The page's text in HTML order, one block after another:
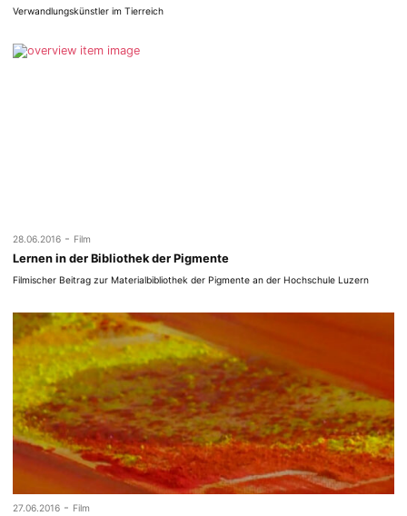
Verwandlungskünstler im Tierreich
28.06.2016 - Film
Lernen in der Bibliothek der Pigmente
Filmischer Beitrag zur Materialbibliothek der Pigmente an der Hochschule Luzern
27.06.2016 - Film